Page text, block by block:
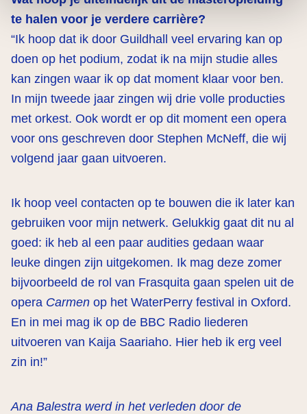
te halen voor je verdere carrière?
“Ik hoop dat ik door Guildhall veel ervaring kan op
doen op het podium, zodat ik na mijn studie alles
kan zingen waar ik op dat moment klaar voor ben.
In mijn tweede jaar zingen wij drie volle producties
met orkest. Ook wordt er op dit moment een opera
voor ons geschreven door Stephen McNeff, die wij
volgend jaar gaan uitvoeren.
Ik hoop veel contacten op te bouwen die ik later kan
gebruiken voor mijn netwerk. Gelukkig gaat dit nu al
goed: ik heb al een paar audities gedaan waar
leuke dingen zijn uitgekomen. Ik mag deze zomer
bijvoorbeeld de rol van Frasquita gaan spelen uit de
opera Carmen op het WaterPerry festival in Oxford.
En in mei mag ik op de BBC Radio liederen
uitvoeren van Kaija Saariaho. Hier heb ik erg veel
zin in!”
Ana Balestra werd in het verleden door de